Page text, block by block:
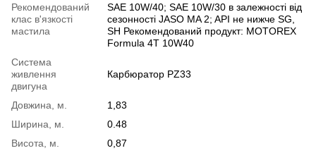
Рекомендований
клас в'язкості
мастила
SAE 10W/40; SAE 10W/30 в залежності від
сезонності JASO MA 2; API не нижче SG,
SH Рекомендований продукт: MOTOREX
Formula 4T 10W40
Система
живлення
двигуна
Карбюратор PZ33
Довжина, м.
1,83
Ширина, м.
0.48
Висота, м.
0,87